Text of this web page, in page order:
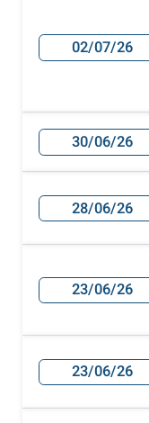
02/07/26
30/06/26
28/06/26
23/06/26
23/06/26